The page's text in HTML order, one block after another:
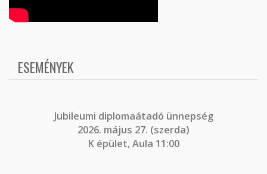
ESEMÉNYEK
Jubileumi diplomaátadó ünnepség
2026. május 27. (szerda)
K épület, Aula 11:00